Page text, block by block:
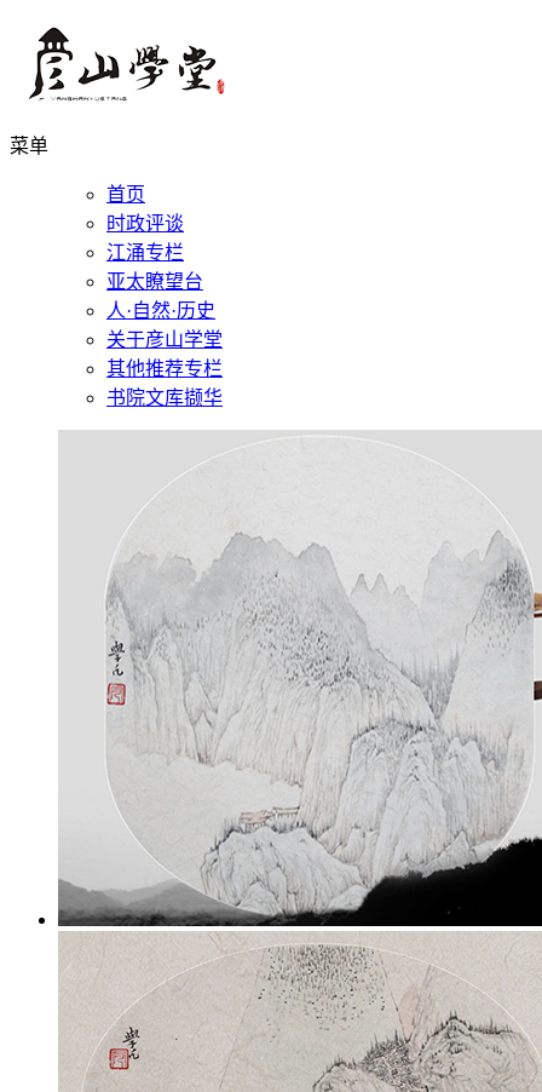
菜单
首页
时政评谈
江涌专栏
亚太瞭望台
人·自然·历史
关于彦山学堂
其他推荐专栏
书院文库撷华